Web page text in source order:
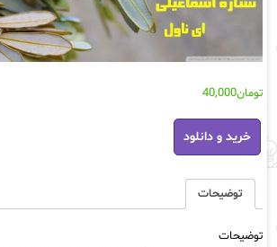
تومان40,000
دانلود
pdf
رمان
از
اسماعیلی
خرید و دانلود
توضیحات
توضیحات